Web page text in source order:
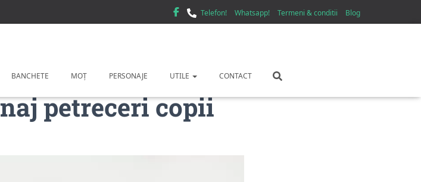
Telefon! Whatsapp! Termeni & conditii Blog
BANCHETE MOȚ PERSONAJE UTILE CONTACT
petreceri copii